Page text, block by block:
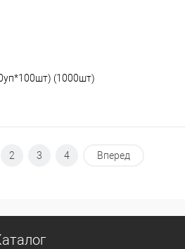
(1000шт)
В корзину
2 3 4 Вперед